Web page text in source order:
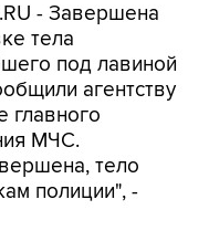
- Завершена
тела
под лавиной
агентству
главного
МЧС.
тело
полиции", -